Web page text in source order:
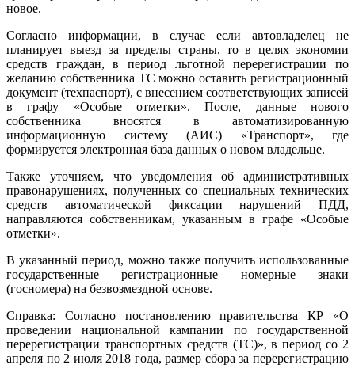
новое.
Согласно информации, в случае если автовладелец не
планирует выезд за пределы страны, то в целях экономии
средств граждан, в период льготной перерегистрации по
желанию собственника ТС можно оставить регистрационный
документ (техпаспорт), с внесением соответствующих записей
в графу «Особые отметки». После, данные нового
собственника вносятся в автоматизированную
информационную систему (АИС) «Транспорт», где
формируется электронная база данных о новом владельце.
Также уточняем, что уведомления об административных
правонарушениях, полученных со специальных технических
средств автоматической фиксации нарушений ПДД,
направляются собственникам, указанным в графе «Особые
отметки».
В указанный период, можно также получить использованные
государственные регистрационные номерные знаки
(госномера) на безвозмездной основе.
Справка: Согласно постановлению правительства КР «О
проведении национальной кампании по государственной
перерегистрации транспортных средств (ТС)», в период со 2
апреля по 2 июля 2018 года, размер сбора за перерегистрацию